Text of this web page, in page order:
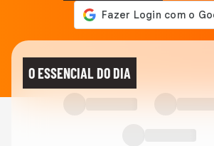
O ESSENCIAL DO DIA